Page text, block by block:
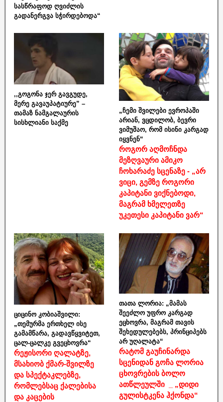
სასწრაფოდ ღვიძლის
გადანერგვა სჭირდებოდა“
,,გოგონა ჯერ გავგუდე,
მერე გავაუპატიურე” –
თამაზ ნამგალაურის
სისხლიანი საქმე
„ჩემი შვილები ევროპაში
არიან, ვცდილობ, ბევრი
ვიმუშაო, რომ ისინი კარგად
იყვნენ“
როგორ აღმოჩნდა
მეზღვაური ამიკო
ჩოხარაძე სცენაზე - „არ
ვიცი, გემზე როგორი
კაპიტანი ვიქნებოდი,
მაგრამ ხმელეთზე
უკეთესი კაპიტანი ვარ“
ციცინო კობიაშვილი:
„თემურმა ერთხელ ისე
გამამწარა, გადავწყვიტეთ,
ცალ-ცალკე გვეცხოვრა“
რეჟისორი ღალატზე,
მსახიობ ქმარ-შვილზე
და სპექტაკლებზე,
რომლებსაც ქალებისა
და კაცების
თათა ლორია: „მამას
შეეძლო უფრო კარგად
ეცხოვრა, მაგრამ თავის
შეხედულებებს, პრინციპებს
არ უღალატა“
რატომ გაუჩინარდა
სცენიდან გოჩა ლორია
ცხოვრების ბოლო
ათწლეულში _ „დიდი
გულისტკენა ჰქონდა“